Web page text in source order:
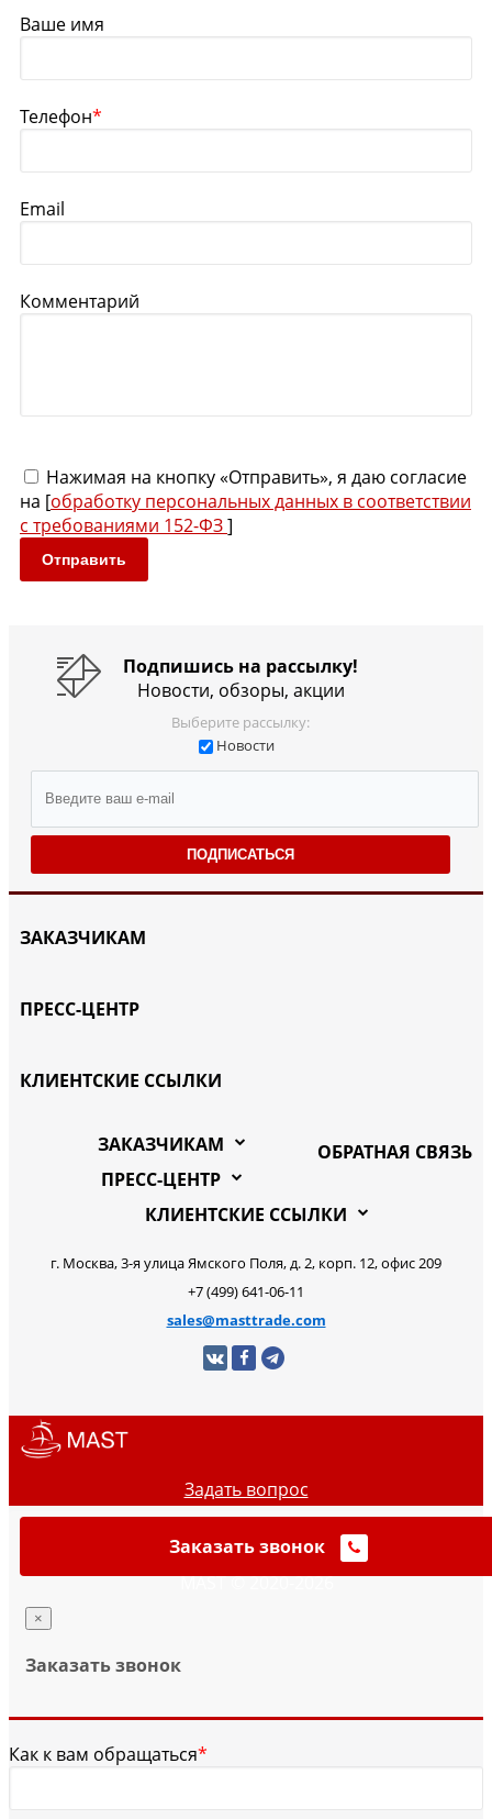
Ваше имя
Телефон*
Email
Комментарий
Нажимая на кнопку «Отправить», я даю согласие
на [обработку персональных данных в соответствии
с требованиями 152-ФЗ]
Отправить
Подпишись на рассылку!
Новости, обзоры, акции
Выберите рассылку:
Новости
ПОДПИСАТЬСЯ
ЗАКАЗЧИКАМ
ПРЕСС-ЦЕНТР
КЛИЕНТСКИЕ ССЫЛКИ
ОБРАТНАЯ СВЯЗЬ
ЗАКАЗЧИКАМ
ПРЕСС-ЦЕНТР
КЛИЕНТСКИЕ ССЫЛКИ
г. Москва, 3-я улица Ямского Поля, д. 2, корп. 12, офис 209
+7 (499) 641-06-11
sales@masttrade.com
Задать вопрос
Заказать звонок
MAST © 2020-2026
×
Заказать звонок
Как к вам обращаться*